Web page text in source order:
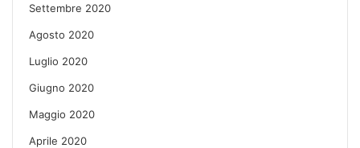
Settembre 2020
Agosto 2020
Luglio 2020
Giugno 2020
Maggio 2020
Aprile 2020